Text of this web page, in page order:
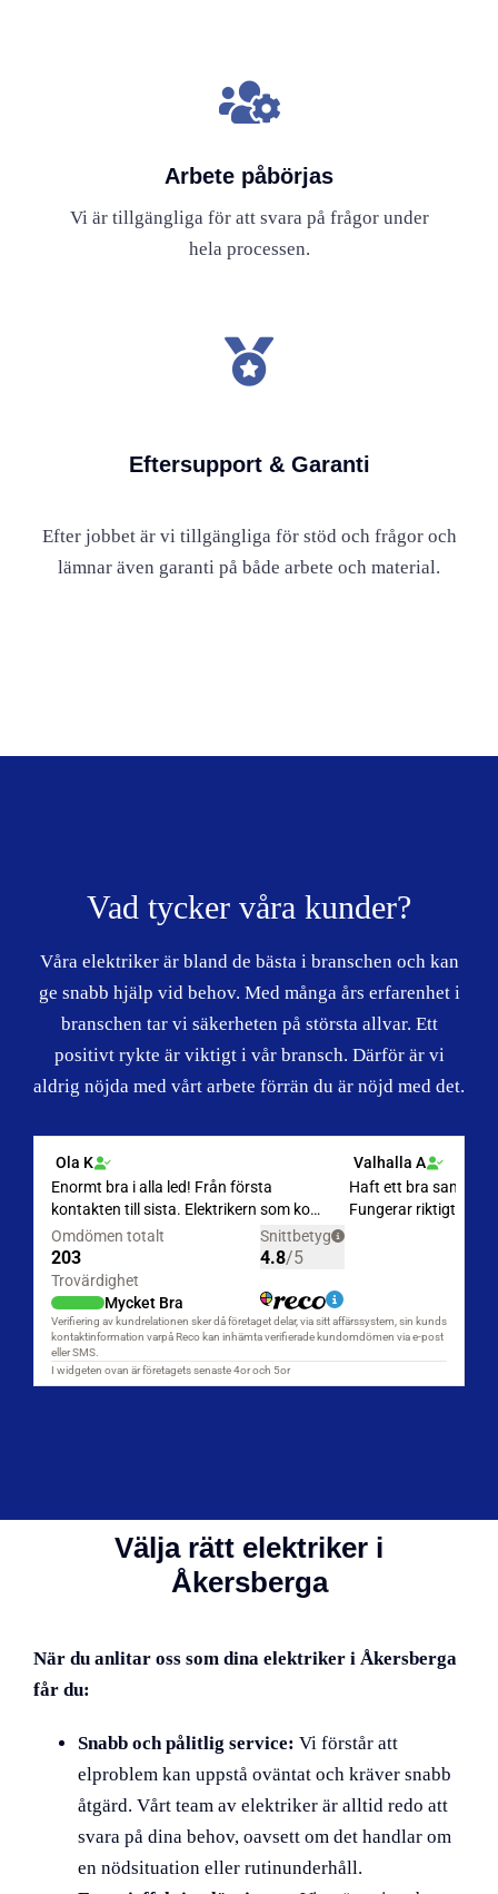
Arbete påbörjas
Vi är tillgängliga för att svara på frågor under
hela processen.
Eftersupport & Garanti
Efter jobbet är vi tillgängliga för stöd och frågor och
lämnar även garanti på både arbete och material.
Vad tycker våra kunder?
Våra elektriker är bland de bästa i branschen och kan
ge snabb hjälp vid behov. Med många års erfarenhet i
branschen tar vi säkerheten på största allvar. Ett
positivt rykte är viktigt i vår bransch. Därför är vi
aldrig nöjda med vårt arbete förrän du är nöjd med det.
Välja rätt elektriker i
Åkersberga
När du anlitar oss som dina elektriker i Åkersberga
får du:
Snabb och pålitlig service: Vi förstår att
elproblem kan uppstå oväntat och kräver snabb
åtgärd. Vårt team av elektriker är alltid redo att
svara på dina behov, oavsett om det handlar om
en nödsituation eller rutinunderhåll.